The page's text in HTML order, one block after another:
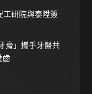
工研院與泰陞簽
膏」攜手牙醫共
齒